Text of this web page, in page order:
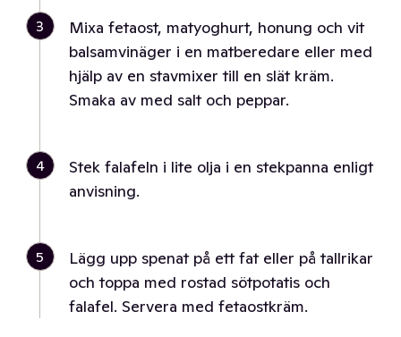
3
Mixa fetaost, matyoghurt, honung och vit
balsamvinäger i en matberedare eller med
hjälp av en stavmixer till en slät kräm.
Smaka av med salt och peppar.
4
Stek falafeln i lite olja i en stekpanna enligt
anvisning.
5
Lägg upp spenat på ett fat eller på tallrikar
och toppa med rostad sötpotatis och
falafel. Servera med fetaostkräm.